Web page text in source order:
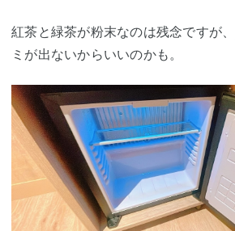
紅茶と緑茶が粉末なのは残念ですが、
ミが出ないからいいのかも。